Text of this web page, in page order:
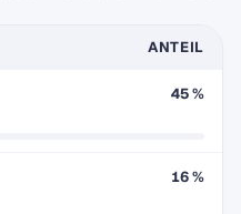
ANTEIL
45 %
16 %